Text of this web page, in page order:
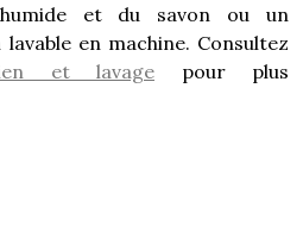
et du savon ou un
en machine. Consultez
et lavage pour plus